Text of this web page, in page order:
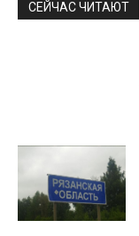
СЕЙЧАС ЧИТАЮТ